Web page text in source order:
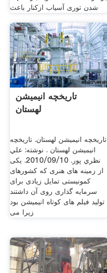
شدن توری آسیاب ازکنار باعث
تاریخچه انيميشن
لهستان
تاریخچه انيميشن لهستان. تاریخچه
انيميشن لهستان . نوشته: علي
نظري پور. 2010/09/10. یکی
از زمینه های هنری که کشورهای
کمونیستی تمایل زیادی برای
سرمایه گذاری روی آن داشتند
تولید فیلم های کوتاه انیمیشن بود
زیرا می